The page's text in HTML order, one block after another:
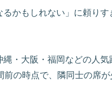
かもしれない」に頼りす
・大阪・福岡などの人
の時点で、隣同士の席